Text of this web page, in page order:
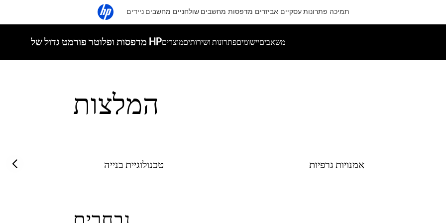
מחשבים ניידים מחשבים שולחניים מדפסות אביזרים פתרונות עסקיים תמיכה
מדפסות ופלוטר פורמט גדול של HPמוצריםפתרונות ושירותיםיישומיםמשאבים
המלצות
טכנולוגיית בנייה אמנויות גרפיות Previous slide